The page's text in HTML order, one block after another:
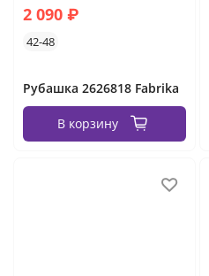
2 090 ₽
42-48
Рубашка 2626818 Fabrika
В корзину